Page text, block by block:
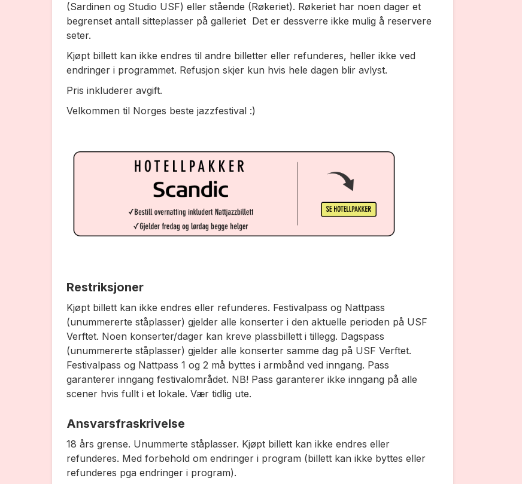
(Sardinen og Studio USF) eller stående (Røkeriet). Røkeriet har noen dager et
begrenset antall sitteplasser på galleriet Det er dessverre ikke mulig å reservere
seter.
Kjøpt billett kan ikke endres til andre billetter eller refunderes, heller ikke ved
endringer i programmet. Refusjon skjer kun hvis hele dagen blir avlyst.
Pris inkluderer avgift.
Velkommen til Norges beste jazzfestival :)
Restriksjoner
Kjøpt billett kan ikke endres eller refunderes. Festivalpass og Nattpass
(unummererte ståplasser) gjelder alle konserter i den aktuelle perioden på USF
Verftet. Noen konserter/dager kan kreve plassbillett i tillegg. Dagspass
(unummererte ståplasser) gjelder alle konserter samme dag på USF Verftet.
Festivalpass og Nattpass 1 og 2 må byttes i armbånd ved inngang. Pass
garanterer inngang festivalområdet. NB! Pass garanterer ikke inngang på alle
scener hvis fullt i et lokale. Vær tidlig ute.
Ansvarsfraskrivelse
18 års grense. Unummerte ståplasser. Kjøpt billett kan ikke endres eller
refunderes. Med forbehold om endringer i program (billett kan ikke byttes eller
refunderes pga endringer i program).